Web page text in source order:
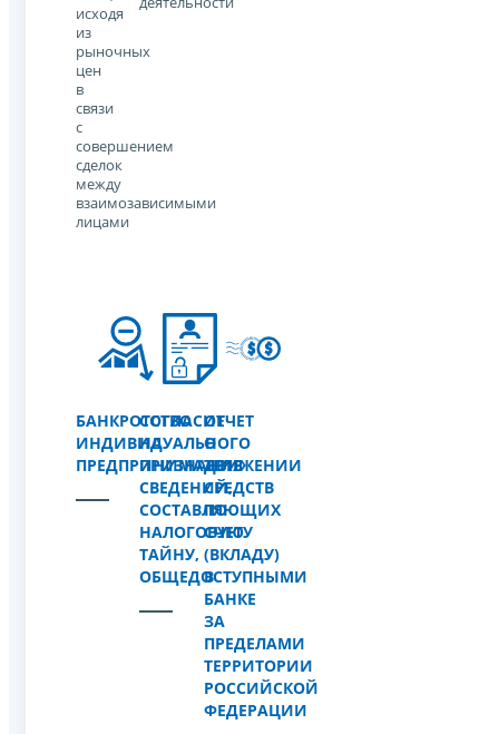
исходя
из
рыночных
цен
в
связи
с
совершением
сделок
между
взаимозависимыми
лицами
БАНКРОТСТВО
ИНДИВИДУАЛЬНОГО
ПРЕДПРИНИМАТЕЛЯ
СОГЛАСИЕ
НА
ПРИЗНАНИЕ
СВЕДЕНИЙ,
СОСТАВЛЯЮЩИХ
НАЛОГОВУЮ
ТАЙНУ,
ОБЩЕДОСТУПНЫМИ
ОТЧЕТ
О
ДВИЖЕНИИ
СРЕДСТВ
ПО
СЧЕТУ
(ВКЛАДУ)
В
БАНКЕ
ЗА
ПРЕДЕЛАМИ
ТЕРРИТОРИИ
РОССИЙСКОЙ
ФЕДЕРАЦИИ